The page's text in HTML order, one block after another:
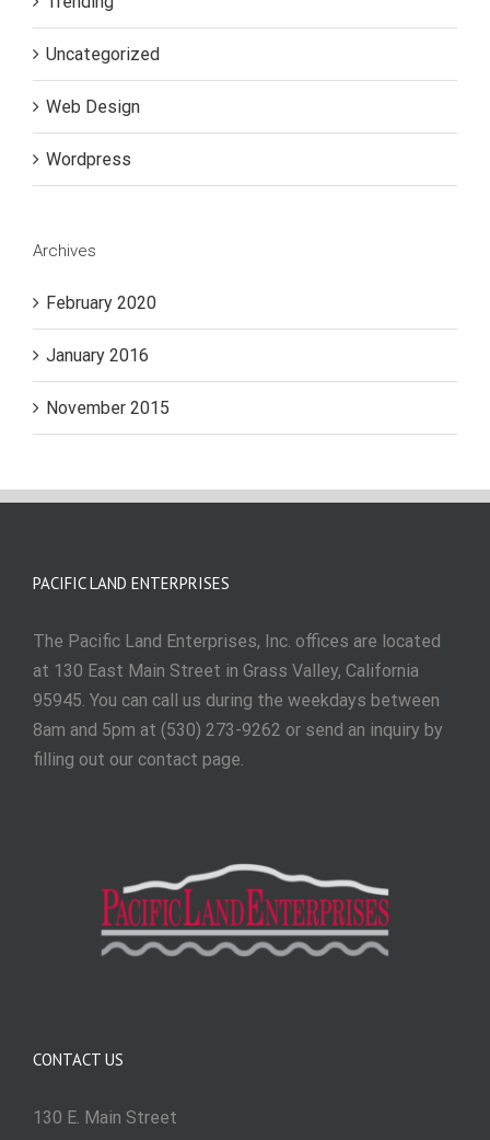
Uncategorized
Web Design
Wordpress
Archives
February 2020
January 2016
November 2015
PACIFIC LAND ENTERPRISES
The Pacific Land Enterprises, Inc. offices are located
at 130 East Main Street in Grass Valley, California
95945. You can call us during the weekdays between
8am and 5pm at (530) 273-9262 or send an inquiry by
filling out our contact page.
CONTACT US
130 E. Main Street